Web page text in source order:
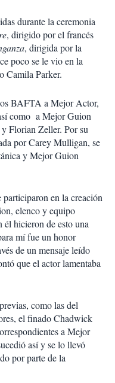
durante la ceremonia
, dirigido por el francés
, dirigida por la
poco se le vio en la
Camila Parker.
BAFTA a Mejor Actor,
como a Mejor Guion
Florian Zeller. Por su
por Carey Mulligan, se
y Mejor Guion
participaron en la creación
elenco y equipo
él hicieron de esto una
mí fue un honor
de un mensaje leído
que el actor lamentaba
como las del
el finado Chadwick
a Mejor
así y se lo llevó
por parte de la